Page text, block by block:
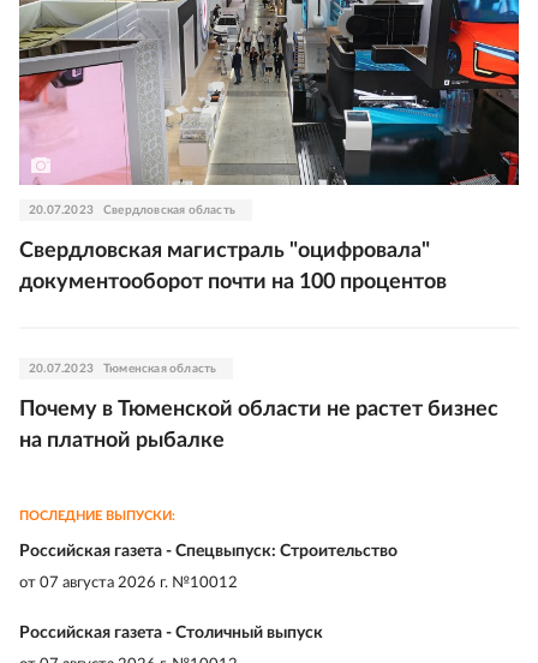
20.07.2023 Свердловская область
Свердловская магистраль "оцифровала"
документооборот почти на 100 процентов
20.07.2023 Тюменская область
Почему в Тюменской области не растет бизнес
на платной рыбалке
ПОСЛЕДНИЕ ВЫПУСКИ:
Российская газета - Спецвыпуск: Строительство
от 07 августа 2026 г. №10012
Российская газета - Столичный выпуск